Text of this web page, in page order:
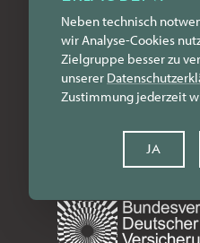
Neben technisch
wir Analyse-Cookies
Zielgruppe besser zu
unserer
Zustimmung jederzeit
JA
DEUTSCH